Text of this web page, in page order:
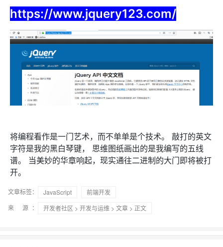
https://www.jquery123.com/
将编程看作是一门艺术，而不单单是个技术。 敲打的英文
字符是我的黑白琴键， 思维图纸画出的是我编写的五线
谱。 当美妙的华章响起，现实通往二进制的大门即将被打
开。
文章标签： JavaScript
前端开发
来 源：
开发者社区 > 开发与运维 > 文章 > 正文